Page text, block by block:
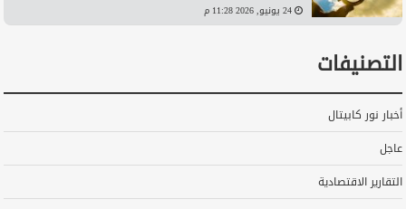
24 يونيو, 2026 11:28 م
التصنيفات
أخبار نور كابيتال
عاجل
التقارير الاقتصادية